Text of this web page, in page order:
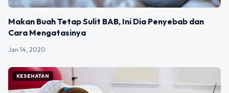
Makan Buah Tetap Sulit BAB, Ini Dia Penyebab dan
Cara Mengatasinya
Jan 14, 2020
KESEHATAN